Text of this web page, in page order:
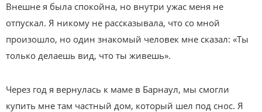
Внешне я была спокойна, но внутри ужас меня не
отпускал. Я никому не рассказывала, что со мной
произошло, но один знакомый человек мне сказал: «Ты
только делаешь вид, что ты живешь».
Через год я вернулась к маме в Барнаул, мы смогли
купить мне там частный дом, который шел под снос. Я